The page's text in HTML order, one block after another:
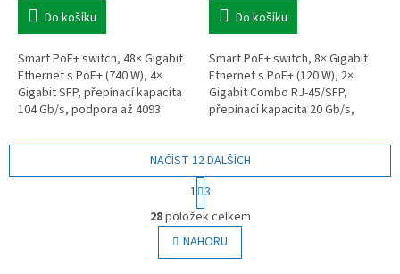
Do košíku
Smart PoE+ switch, 48× Gigabit
Ethernet s PoE+ (740 W), 4×
Gigabit SFP, přepínací kapacita
104 Gb/s, podpora až 4093
ACL, 802.1X, montáž do racku,...
Do košíku
Smart PoE+ switch, 8× Gigabit
Ethernet s PoE+ (120 W), 2×
Gigabit Combo RJ-45/SFP,
přepínací kapacita 20 Gb/s,
statické směrování, QoS, ACL,...
O
v
l
á
NAČÍST 12 DALŠÍCH
S
t
r
á
n
k
1 3
28položek celkem
NAHORU